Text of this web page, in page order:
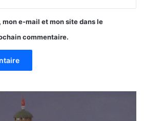
mon e-mail et mon site dans le
commentaire.